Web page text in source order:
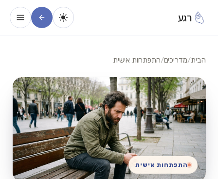
רגע
הבית/מדריכים/התפתחות אישית
התפתחות אישית